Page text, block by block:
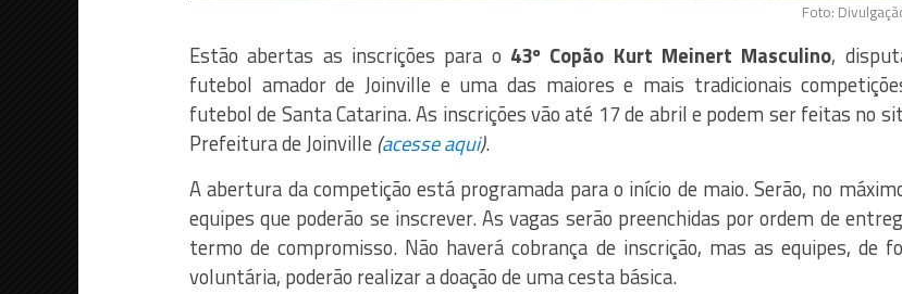
Foto:
Estão abertas as inscrições para o 43º Copão Kurt Meinert Masculino,
futebol amador de Joinville e uma das maiores e mais tradicionais
futebol de Santa Catarina. As inscrições vão até 17 de abril e podem ser feitas no
Prefeitura de Joinville (acesse aqui).
A abertura da competição está programada para o início de maio. Serão, no
equipes que poderão se inscrever. As vagas serão preenchidas por ordem de
termo de compromisso. Não haverá cobrança de inscrição, mas as equipes, de
voluntária, poderão realizar a doação de uma cesta básica.